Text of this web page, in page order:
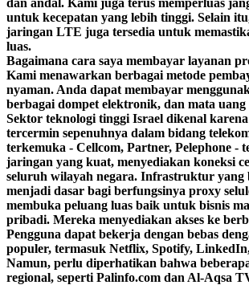
dan andal. Kami juga terus memperluas
untuk kecepatan yang lebih tinggi. Selain
jaringan LTE juga tersedia untuk
luas.
Bagaimana cara saya membayar layanan
Kami menawarkan berbagai metode
nyaman. Anda dapat membayar
berbagai dompet elektronik, dan mata
Sektor teknologi tinggi Israel dikenal
tercermin sepenuhnya dalam bidang
terkemuka - Cellcom, Partner, Pelephone -
jaringan yang kuat, menyediakan koneksi
seluruh wilayah negara. Infrastruktur yang
menjadi dasar bagi berfungsinya proxy
membuka peluang luas baik untuk bisnis
pribadi. Mereka menyediakan akses ke
Pengguna dapat bekerja dengan bebas
populer, termasuk Netflix, Spotify,
Namun, perlu diperhatikan bahwa
regional, seperti Palinfo.com dan Al-Aqsa